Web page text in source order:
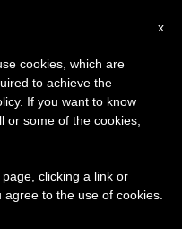
a recitare il
x
cookies, which are
to achieve the
If you want to know
or some of the cookies,
clicking a link or
to the use of cookies.